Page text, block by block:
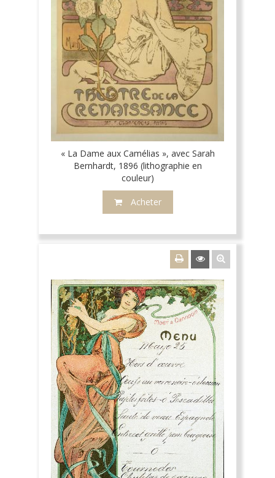
« La Dame aux Camélias », avec Sarah
Bernhardt, 1896 (lithographie en
couleur)
Acheter